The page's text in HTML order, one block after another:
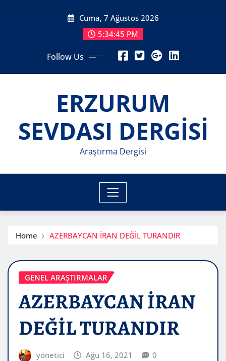
Cuma, 7 Ağustos 2026
5:34:47 PM
Follow Us
ERZURUM
SEVDASI DERGİSİ
Araştırma Dergisi
Home AZERBAYCAN İRAN DEĞİL TURANDIR
GENEL ARAŞTIRMALAR
AZERBAYCAN İRAN
DEĞİL TURANDIR
yönetici Ağu 16, 2021 0